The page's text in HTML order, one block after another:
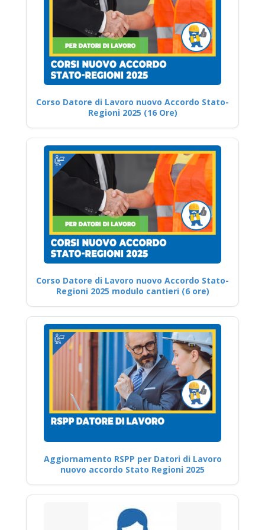
Corso Datore di Lavoro nuovo Accordo Stato-
Regioni 2025 (16 Ore)
Corso Datore di Lavoro nuovo Accordo Stato-
Regioni 2025 modulo cantieri (6 ore)
Aggiornamento RSPP per Datori di Lavoro
nuovo accordo Stato Regioni 2025